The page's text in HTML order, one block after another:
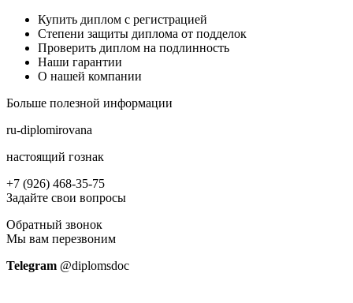
Купить диплом с регистрацией
Степени защиты диплома от подделок
Проверить диплом на подлинность
Наши гарантии
О нашей компании
Больше полезной информации
ru-diplomirovana
настоящий гознак
+7 (926) 468-35-75
Задайте свои вопросы
Обратный звонок
Мы вам перезвоним
Telegram @diplomsdoс